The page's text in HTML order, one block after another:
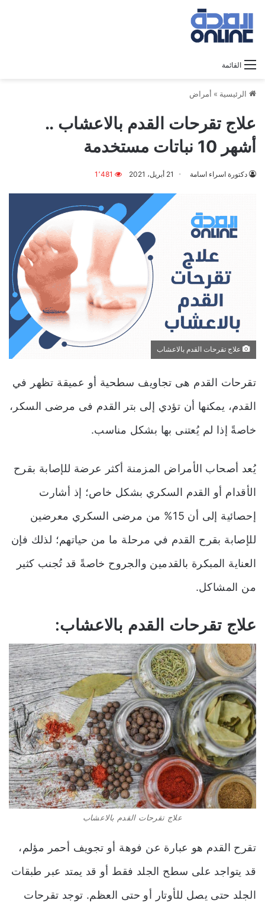
القائمة
الرئيسية » أمراض
علاج تقرحات القدم بالاعشاب ..
أشهر 10 نباتات مستخدمة
دكتورة اسراء اسامة 21 أبريل، 2021 1٬481
علاج تقرحات القدم بالاعشاب
تقرحات القدم هى تجاويف سطحية أو عميقة تظهر في
القدم، يمكنها أن تؤدي إلى بتر القدم فى مرضى السكر،
خاصةً إذا لم يُعتنى بها بشكل مناسب.
يُعد أصحاب الأمراض المزمنة أكثر عرضة للإصابة بقرح
الأقدام أو القدم السكري بشكل خاص؛ إذ أشارت
إحصائية إلى أن 15% من مرضى السكري معرضين
للإصابة بقرح القدم في مرحلة ما من حياتهم؛ لذلك فإن
العناية المبكرة بالقدمين والجروح خاصةً قد تُجنب كثير
من المشاكل.
علاج تقرحات القدم بالاعشاب:
علاج تقرحات القدم بالاعشاب
تقرح القدم هو عبارة عن فوهة أو تجويف أحمر مؤلم،
قد يتواجد على سطح الجلد فقط أو قد يمتد عبر طبقات
الجلد حتى يصل للأوتار أو حتى العظم. توجد تقرحات